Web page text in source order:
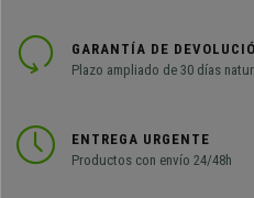
GARANTÍA DE
Plazo ampliado de 30 días
ENTREGA URGENTE
Productos con envío 24/48h